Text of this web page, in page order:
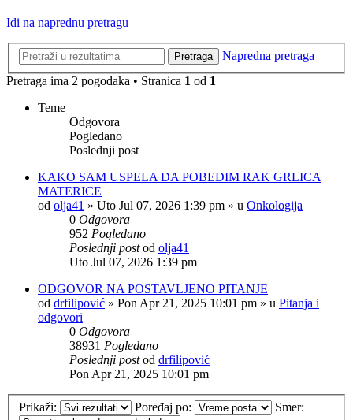
Idi na naprednu pretragu
Pretraga
Napredna pretraga
Pretraga ima 2 pogodaka • Stranica 1 od 1
Teme
Odgovora
Pogledano
Poslednji post
KAKO SAM USPELA DA POBEDIM RAK GRLICA
MATERICE
od olja41 » Uto Jul 07, 2026 1:39 pm » u Onkologija
0 Odgovora
952 Pogledano
Poslednji postod olja41
Uto Jul 07, 2026 1:39 pm
ODGOVOR NA POSTAVLJENO PITANJE
od drfilipović » Pon Apr 21, 2025 10:01 pm » u Pitanja i
odgovori
0 Odgovora
38931 Pogledano
Poslednji postod drfilipović
Pon Apr 21, 2025 10:01 pm
Prikaži: Poređaj po: Smer: